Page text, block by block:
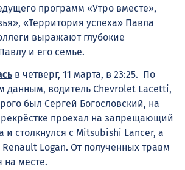
программ «Утро вместе»,
«Территория успеха» Павла
выражают глубокие
и его семье.
в четверг, 11 марта, в 23:25. По
данным, водитель Chevrolet Lacetti,
был Сергей Богословский, на
проехал на запрещающий
и столкнулся с Mitsubishi Lancer, а
Logan. От полученных травм
на месте.